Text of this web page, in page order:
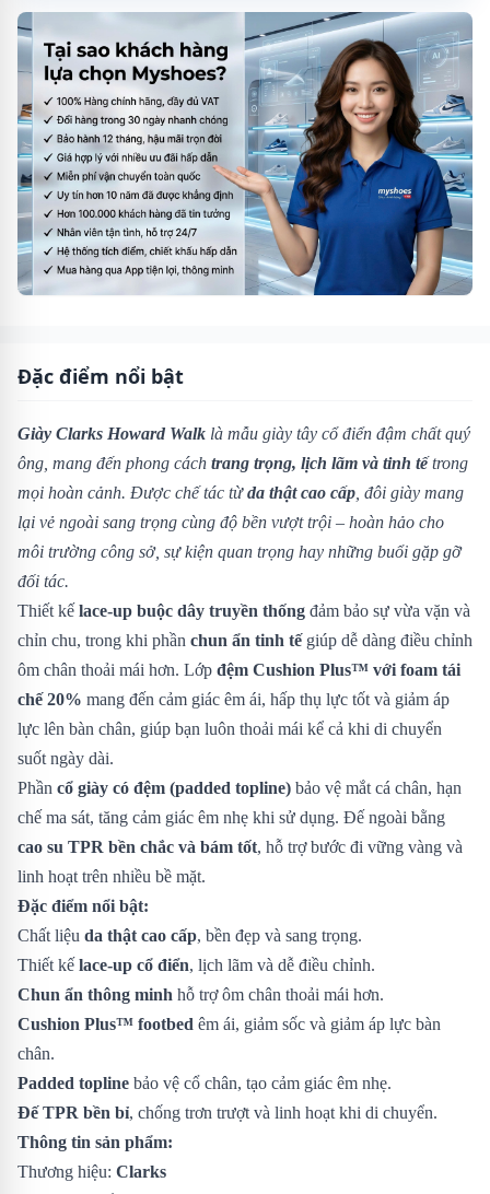
Đặc điểm nổi bật
Giày Clarks Howard Walk là mẫu giày tây cổ điển đậm chất quý
ông, mang đến phong cách trang trọng, lịch lãm và tinh tếtrong
mọi hoàn cảnh. Được chế tác từda thật cao cấp , đôi giày mang
lại vẻ ngoài sang trọng cùng độ bền vượt trội – hoàn hảo cho
môi trường công sở, sự kiện quan trọng hay những buổi gặp gỡ
đối tác.
Thiết kế lace-up buộc dây truyền thống đảm bảo sự vừa vặn và
chỉn chu, trong khi phần chun ẩn tinh tếgiúp dễ dàng điều chỉnh
ôm chân thoải mái hơn. Lớp đệm Cushion Plus™ với foam tái
chế 20% mang đến cảm giác êm ái, hấp thụ lực tốt và giảm áp
lực lên bàn chân, giúp bạn luôn thoải mái kể cả khi di chuyển
suốt ngày dài.
Phần cổ giày có đệm (padded topline) bảo vệ mắt cá chân, hạn
chế ma sát, tăng cảm giác êm nhẹ khi sử dụng. Đế ngoài bằng
cao su TPR bền chắc và bám tốt, hỗ trợ bước đi vững vàng và
linh hoạt trên nhiều bề mặt.
Đặc điểm nổi bật:
Chất liệu da thật cao cấp, bền đẹp và sang trọng.
Thiết kế lace-up cổ điển, lịch lãm và dễ điều chỉnh.
Chun ẩn thông minh hỗ trợ ôm chân thoải mái hơn.
Cushion Plus™ footbed êm ái, giảm sốc và giảm áp lực bàn
chân.
Padded topline bảo vệ cổ chân, tạo cảm giác êm nhẹ.
Đế TPR bền bỉ, chống trơn trượt và linh hoạt khi di chuyển.
Thông tin sản phẩm:
Thương hiệu: Clarks